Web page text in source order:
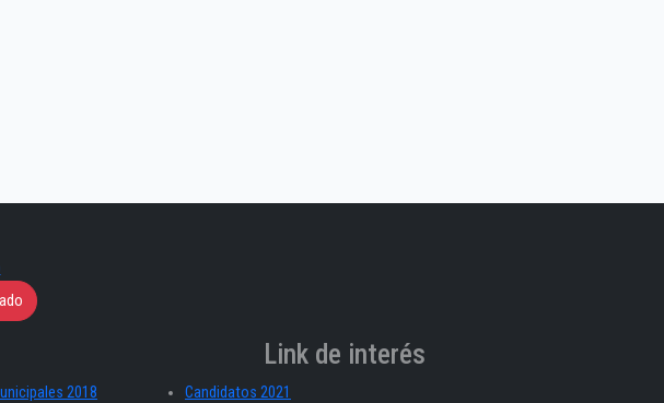
2018
Link de interés
Candidatos 2021